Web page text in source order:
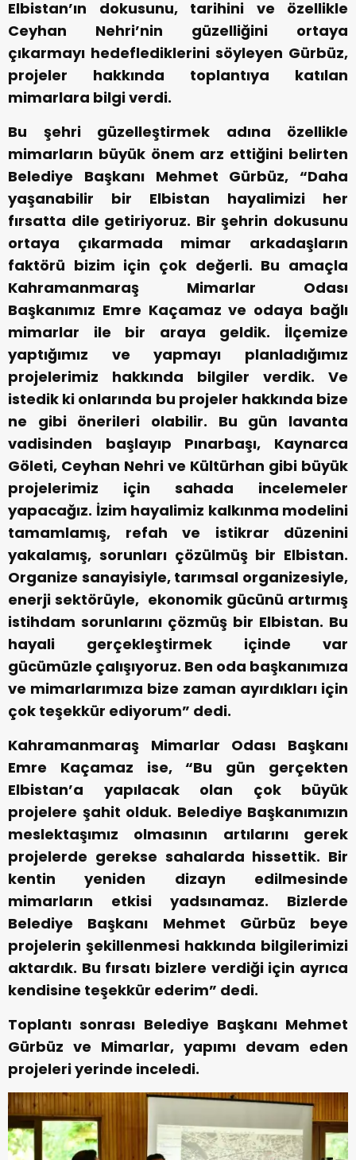
Elbistan’ın dokusunu, tarihini ve özellikle
Ceyhan Nehri’nin güzelliğini ortaya
çıkarmayı hedeflediklerini söyleyen Gürbüz,
projeler hakkında toplantıya katılan
mimarlara bilgi verdi.
Bu şehri güzelleştirmek adına özellikle
mimarların büyük önem arz ettiğini belirten
Belediye Başkanı Mehmet Gürbüz, “Daha
yaşanabilir bir Elbistan hayalimizi her
fırsatta dile getiriyoruz. Bir şehrin dokusunu
ortaya çıkarmada mimar arkadaşların
faktörü bizim için çok değerli. Bu amaçla
Kahramanmaraş Mimarlar Odası
Başkanımız Emre Kaçamaz ve odaya bağlı
mimarlar ile bir araya geldik. İlçemize
yaptığımız ve yapmayı planladığımız
projelerimiz hakkında bilgiler verdik. Ve
istedik ki onlarında bu projeler hakkında bize
ne gibi önerileri olabilir. Bu gün lavanta
vadisinden başlayıp Pınarbaşı, Kaynarca
Göleti, Ceyhan Nehri ve Kültürhan gibi büyük
projelerimiz için sahada incelemeler
yapacağız. İzim hayalimiz kalkınma modelini
tamamlamış, refah ve istikrar düzenini
yakalamış, sorunları çözülmüş bir Elbistan.
Organize sanayisiyle, tarımsal organizesiyle,
enerji sektörüyle, ekonomik gücünü artırmış
istihdam sorunlarını çözmüş bir Elbistan. Bu
hayali gerçekleştirmek içinde var
gücümüzle çalışıyoruz. Ben oda başkanımıza
ve mimarlarımıza bize zaman ayırdıkları için
çok teşekkür ediyorum” dedi.
Kahramanmaraş Mimarlar Odası Başkanı
Emre Kaçamaz ise, “Bu gün gerçekten
Elbistan’a yapılacak olan çok büyük
projelere şahit olduk. Belediye Başkanımızın
meslektaşımız olmasının artılarını gerek
projelerde gerekse sahalarda hissettik. Bir
kentin yeniden dizayn edilmesinde
mimarların etkisi yadsınamaz. Bizlerde
Belediye Başkanı Mehmet Gürbüz beye
projelerin şekillenmesi hakkında bilgilerimizi
aktardık. Bu fırsatı bizlere verdiği için ayrıca
kendisine teşekkür ederim” dedi.
Toplantı sonrası Belediye Başkanı Mehmet
Gürbüz ve Mimarlar, yapımı devam eden
projeleri yerinde inceledi.